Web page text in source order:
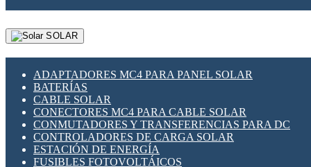
SOLAR
ADAPTADORES MC4 PARA PANEL SOLAR
BATERÍAS
CABLE SOLAR
CONECTORES MC4 PARA CABLE SOLAR
CONMUTADORES Y TRANSFERENCIAS PARA DC
CONTROLADORES DE CARGA SOLAR
ESTACIÓN DE ENERGÍA
FUSIBLES FOTOVOLTÁICOS